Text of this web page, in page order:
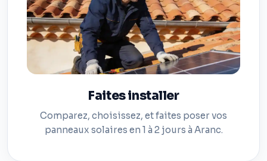
Faites installer
Comparez, choisissez, et faites poser vos
panneaux solaires en 1 à 2 jours à Aranc.